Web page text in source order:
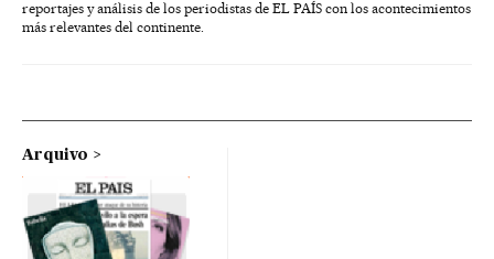
reportajes y análisis de los periodistas de EL PAÍS con los acontecimientos
más relevantes del continente.
Arquivo